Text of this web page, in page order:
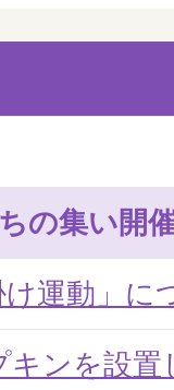
の集い開
け運動」に
キンを設